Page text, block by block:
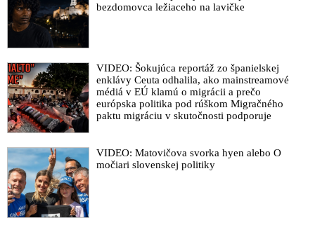
bezdomovca ležiaceho na lavičke
VIDEO: Šokujúca reportáž zo španielskej
enklávy Ceuta odhalila, ako mainstreamové
médiá v EÚ klamú o migrácii a prečo
európska politika pod rúškom Migračného
paktu migráciu v skutočnosti podporuje
VIDEO: Matovičova svorka hyen alebo O
močiari slovenskej politiky